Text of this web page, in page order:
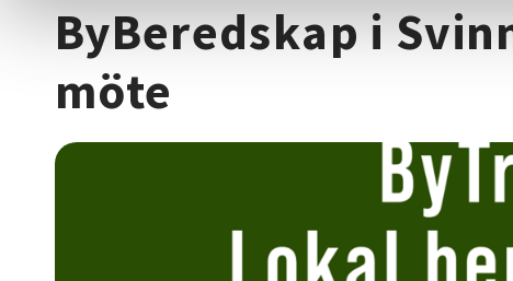
ByBeredskap i
möte